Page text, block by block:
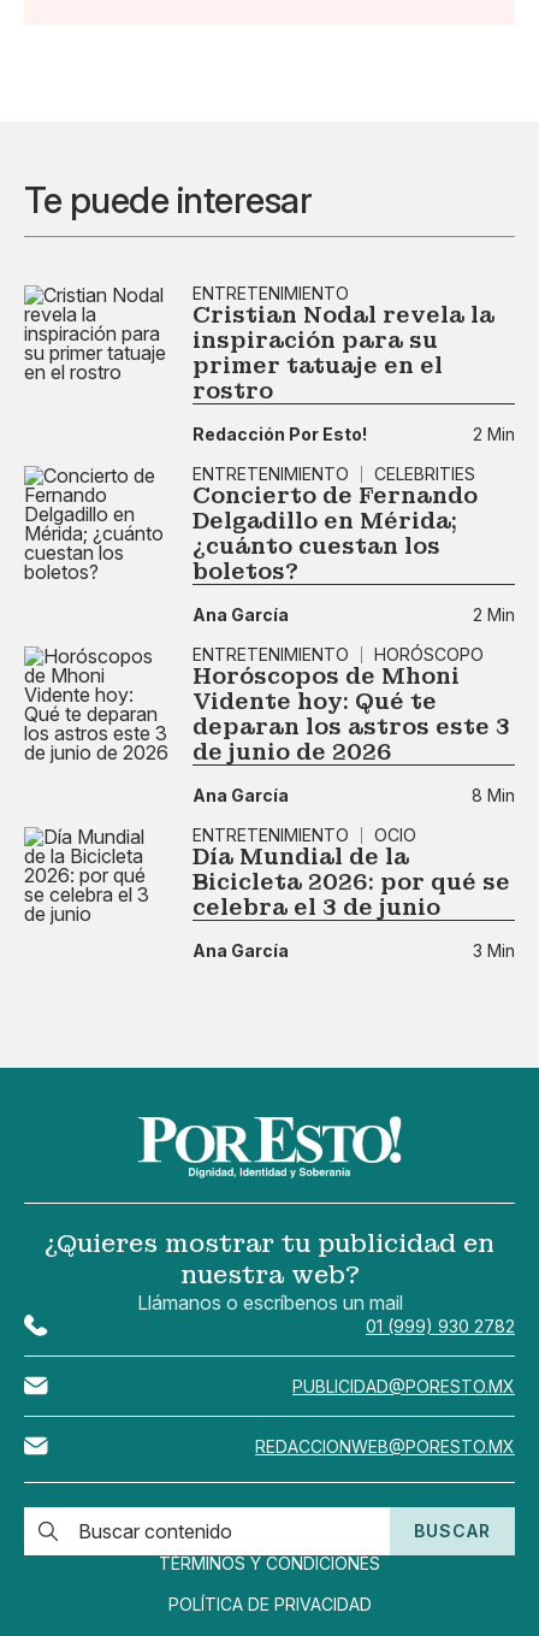
Te puede interesar
ENTRETENIMIENTO
Cristian Nodal revela la
inspiración para su
primer tatuaje en el
rostro
Redacción Por Esto!
2 Min
ENTRETENIMIENTO
CELEBRITIES
Concierto de Fernando
Delgadillo en Mérida;
¿cuánto cuestan los
boletos?
Ana García
2 Min
ENTRETENIMIENTO
HORÓSCOPO
Horóscopos de Mhoni
Vidente hoy: Qué te
deparan los astros este 3
de junio de 2026
Ana García
8 Min
ENTRETENIMIENTO
OCIO
Día Mundial de la
Bicicleta 2026: por qué se
celebra el 3 de junio
Ana García 3 Min
¿Quieres mostrar tu publicidad en
nuestra web?
Llámanos o escríbenos un mail
01 (999) 930 2782
PUBLICIDAD@PORESTO.MX
REDACCIONWEB@PORESTO.MX
BUSCAR
TÉRMINOS Y CONDICIONES
POLÍTICA DE PRIVACIDAD